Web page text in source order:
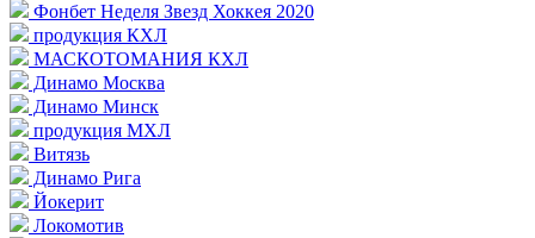
Фонбет Неделя Звезд Хоккея 2020
продукция КХЛ
МАСКОТОМАНИЯ КХЛ
Динамо Москва
Динамо Минск
продукция МХЛ
Витязь
Динамо Рига
Йокерит
Локомотив